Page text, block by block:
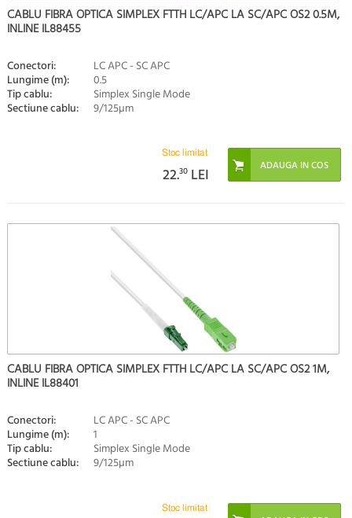
CABLU FIBRA OPTICA SIMPLEX FTTH LC/APC LA SC/APC OS2 0.5M,
INLINE IL88455
Conectori: LC APC - SC APC
Lungime (m): 0.5
Tip cablu: Simplex Single Mode
Sectiune cablu: 9/125µm
Stoc limitat
22.30 LEI
CABLU FIBRA OPTICA SIMPLEX FTTH LC/APC LA SC/APC OS2 1M,
INLINE IL88401
Conectori: LC APC - SC APC
Lungime (m): 1
Tip cablu: Simplex Single Mode
Sectiune cablu: 9/125µm
Stoc limitat